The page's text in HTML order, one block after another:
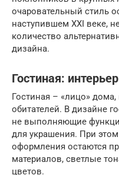
очаровательный стиль
наступившем XXI веке,
количество
дизайна.
Гостиная:
Гостиная – «лицо»
обитателей. В дизайне
не выполняющие
для украшения. При
оформления остаются
материалов, светлые
цветов.